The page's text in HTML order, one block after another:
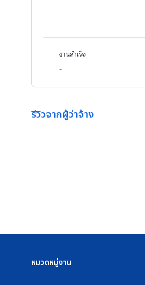
งานสำเร็จ
-
รีวิวจากผู้ว่าจ้าง
หมวดหมู่งาน